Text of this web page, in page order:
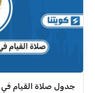
جدول صلاة القيام في